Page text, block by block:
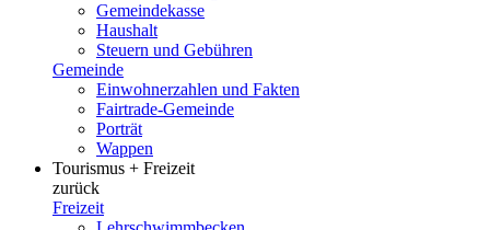
Gemeindekasse
Haushalt
Steuern und Gebühren
Gemeinde
Einwohnerzahlen und Fakten
Fairtrade-Gemeinde
Porträt
Wappen
Tourismus + Freizeit
zurück
Freizeit